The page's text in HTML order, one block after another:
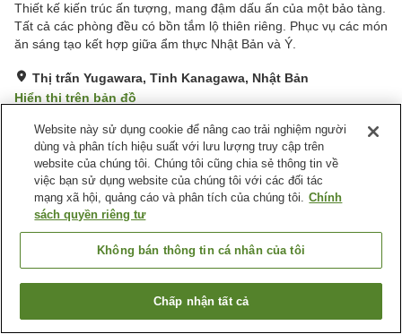
Thiết kế kiến trúc ấn tượng, mang đậm dấu ấn của một bảo tàng.
Tất cả các phòng đều có bồn tắm lộ thiên riêng. Phục vụ các món
ăn sáng tạo kết hợp giữa ẩm thực Nhật Bản và Ý.
Thị trấn Yugawara, Tỉnh Kanagawa, Nhật Bản
Hiển thị trên bản đồ
Xuất sắc Đánh giá:80 lượt
Tiện nghi chỗ nghỉ
Wi-Fi
Nhà hàng
Bar
Trang chủ Nhật Bản Tỉnh Kanagawa
Thị trấn Yugawara
Miwa Yugawara
Tìm phòng trống
Website này sử dụng cookie để nâng cao trải nghiệm người
dùng và phân tích hiệu suất với lưu lượng truy cập trên
website của chúng tôi. Chúng tôi cũng chia sẻ thông tin về
việc bạn sử dụng website của chúng tôi với các đối tác
mạng xã hội, quảng cáo và phân tích của chúng tôi. Chính
sách quyền riêng tư
Không bán thông tin cá nhân của tôi
Chấp nhận tất cả